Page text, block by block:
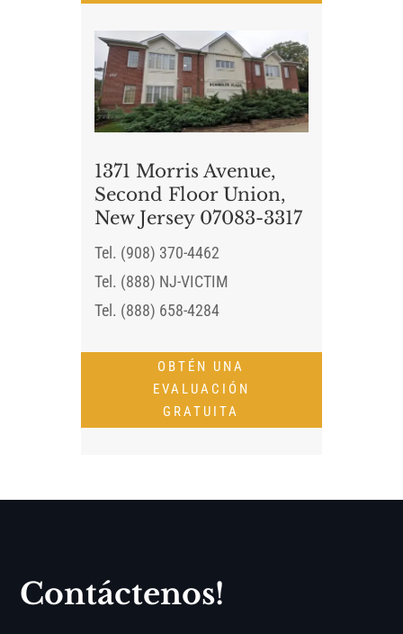
1371 Morris Avenue,
Second Floor Union,
New Jersey 07083-3317
Tel. (908) 370-4462
Tel. (888) NJ-VICTIM
Tel. (888) 658-4284
OBTÉN UNA
EVALUACIÓN
GRATUITA
Contáctenos!